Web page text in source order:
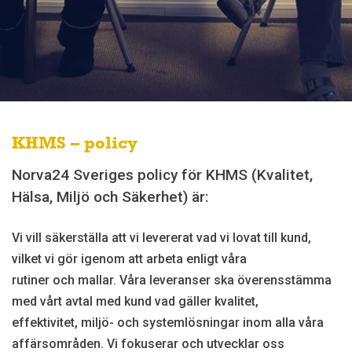
KHMS – policy
Norva24 Sveriges policy för KHMS (Kvalitet,
Hälsa, Miljö och Säkerhet) är:
Vi vill säkerställa att vi levererat vad vi lovat till kund,
vilket vi gör igenom att arbeta enligt våra
rutiner och mallar. Våra leveranser ska överensstämma
med vårt avtal med kund vad gäller kvalitet,
effektivitet, miljö- och systemlösningar inom alla våra
affärsområden. Vi fokuserar och utvecklar oss